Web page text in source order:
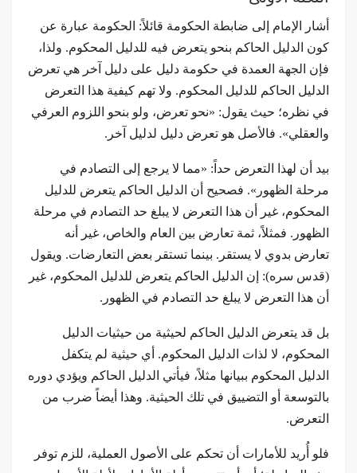
أشار الإمام إلى ضابطة الحكومة قائلاً: الحكومة عبارة عن
كون الدليل الحاكم بنحو يتعرض فيه للدليل المحكوم. ولذا،
فإن الجهة العمدة في حكومة دليل على دليل آخر هي تعرض
الدليل الحاكم للدليل المحكوم. ولا تهم كيفية هذا التعرض
في نظره؛ حيث يقول: «نحو تعرض، ولو بنحو اللزوم العرفي
والعقلي». فالأصل هو تعرض دليل لدليل آخر.
بيد أن لهذا التعرض حداً: «مما لا يرجع إلى التصادم في
مرحلة الظهور». فصحيح أن الدليل الحاكم يتعرض للدليل
المحكوم، غير أن هذا التعرض لا يبلغ حد التصادم في مرحلة
الظهور. فمثلاً، ثمة تعارض بين العام والخاص، غير أنه
تعارض بدوي لا يستقر. بينما تستقر بعض التعارضات. ويقول
(قدس سره): إن الدليل الحاكم يتعرض للدليل المحكوم، غير
أن هذا التعرض لا يبلغ حد التصادم في الظهور.
بل قد يتعرض الدليل الحاكم لحيثية من حيثيات الدليل
المحكوم، لا لذات الدليل المحكوم. أي حيثية لم يتكفل
الدليل المحكوم ببيانها مثلاً، فيأتي الدليل الحاكم ويؤدي دوره
بالتوسعة أو التضييق في تلك الحيثية. وهذا أيضاً ضرب من
التعرض.
فلو أُريد للأمارات أن تحكم على الأصول العملية، للزم توفر